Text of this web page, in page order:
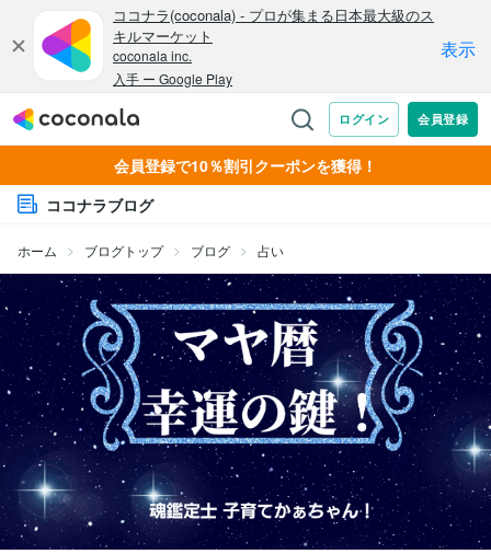
会員登録で10％割引クーポンを獲得！
ココナラブログ
ホーム ブログトップ ブログ 占い